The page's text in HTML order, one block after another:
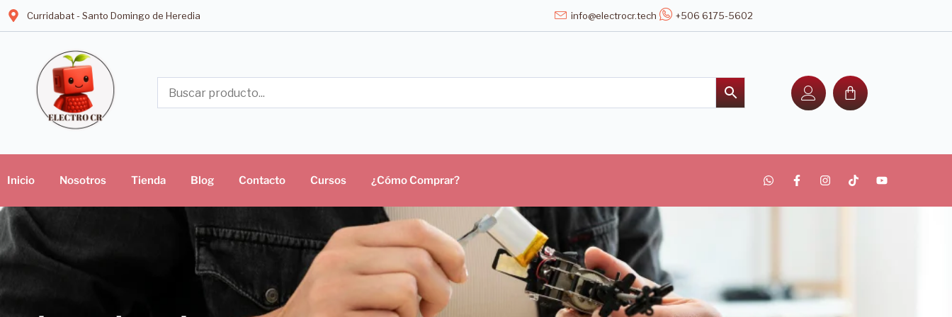
Curridabat - Santo Domingo de Heredia info@electrocr.tech +506 6175-5602
Inicio Nosotros Tienda Blog Contacto Cursos ¿Cómo Comprar?